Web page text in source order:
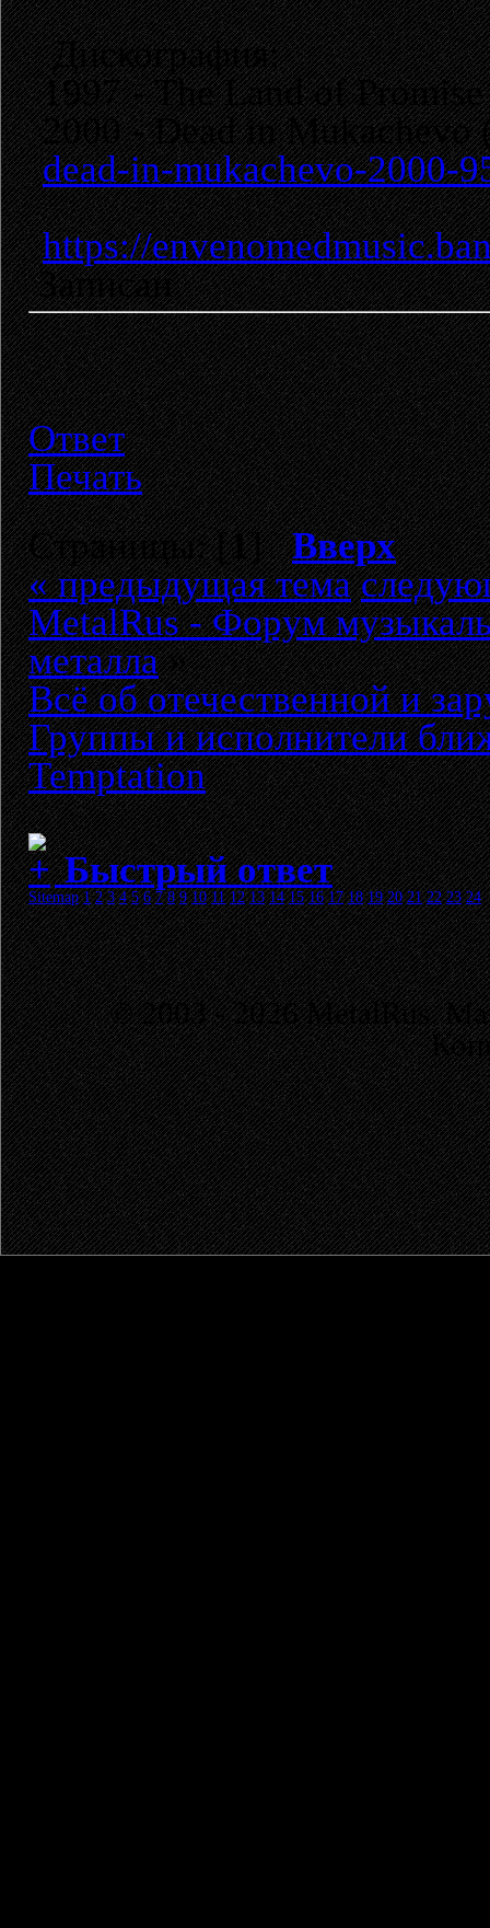
Дискография:
1997 - The Land of
2000 - Dead in Mukachevo
dead-in-mukachevo-2000-
https://
Записан
Ответ
Печать
Страницы: [1]Вверх
« предыдущая тема
MetalRus - Форум
металла»
Всё об отечественной и
Группы и исполнители
Temptation
Быстрый ответ
Sitemap 1 2 3 4 5 6 7 8 9 10 11 12 13 14 15 16 17 18 19 20 21 22 23 24
© 2003 - 2026 MetalRus.